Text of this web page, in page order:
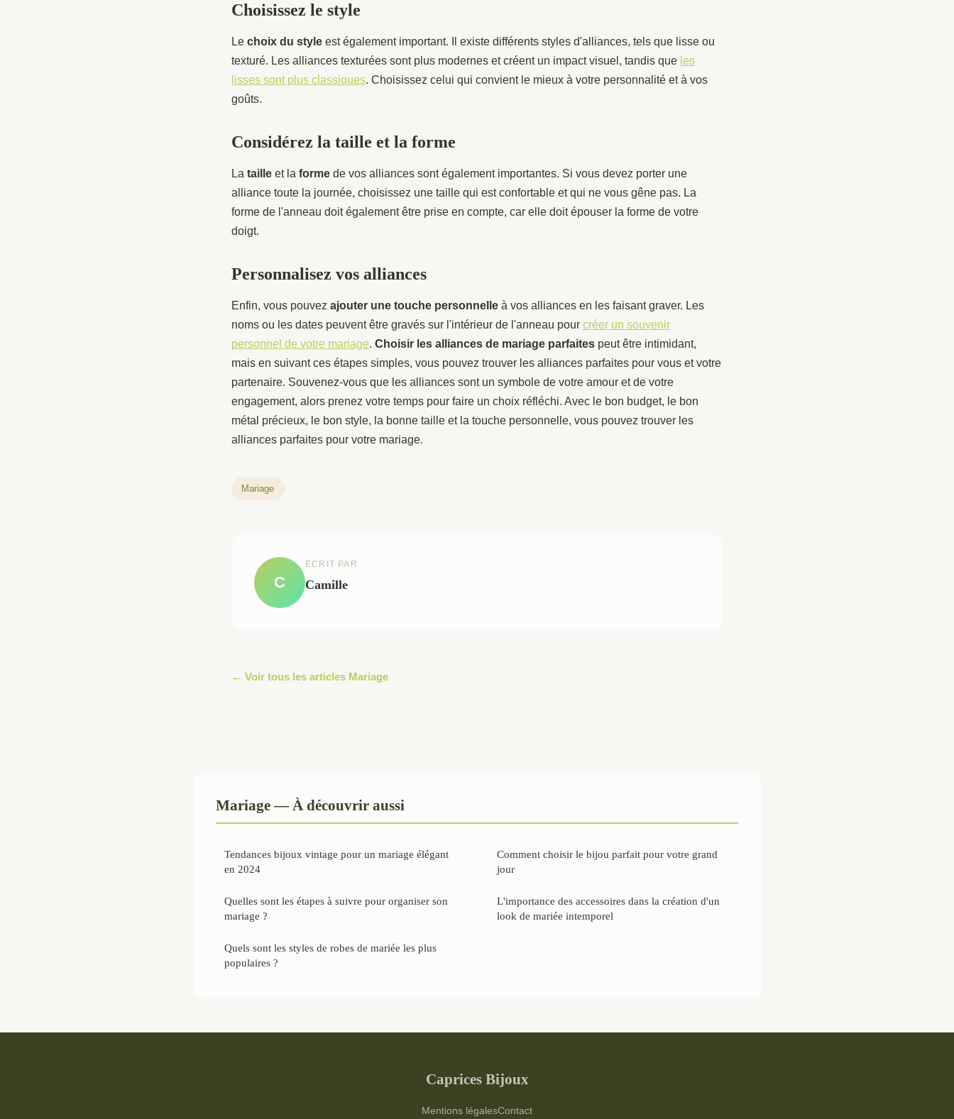
Choisissez le style
Le choix du style est également important. Il existe différents styles d'alliances, tels que lisse ou
texturé. Les alliances texturées sont plus modernes et créent un impact visuel, tandis que les
lisses sont plus classiques. Choisissez celui qui convient le mieux à votre personnalité et à vos
goûts.
Considérez la taille et la forme
La taille et la forme de vos alliances sont également importantes. Si vous devez porter une
alliance toute la journée, choisissez une taille qui est confortable et qui ne vous gêne pas. La
forme de l'anneau doit également être prise en compte, car elle doit épouser la forme de votre
doigt.
Personnalisez vos alliances
Enfin, vous pouvez ajouter une touche personnelle à vos alliances en les faisant graver. Les
noms ou les dates peuvent être gravés sur l'intérieur de l'anneau pour créer un souvenir
personnel de votre mariage. Choisir les alliances de mariage parfaites peut être intimidant,
mais en suivant ces étapes simples, vous pouvez trouver les alliances parfaites pour vous et votre
partenaire. Souvenez-vous que les alliances sont un symbole de votre amour et de votre
engagement, alors prenez votre temps pour faire un choix réfléchi. Avec le bon budget, le bon
métal précieux, le bon style, la bonne taille et la touche personnelle, vous pouvez trouver les
alliances parfaites pour votre mariage.
Mariage
C
ECRIT PAR
Camille
← Voir tous les articles Mariage
Mariage — À découvrir aussi
Tendances bijoux vintage pour un mariage élégant
en 2024
Quelles sont les étapes à suivre pour organiser son
mariage ?
Quels sont les styles de robes de mariée les plus
populaires ?
Comment choisir le bijou parfait pour votre grand
jour
L'importance des accessoires dans la création d'un
look de mariée intemporel
Caprices Bijoux
Mentions légalesContact